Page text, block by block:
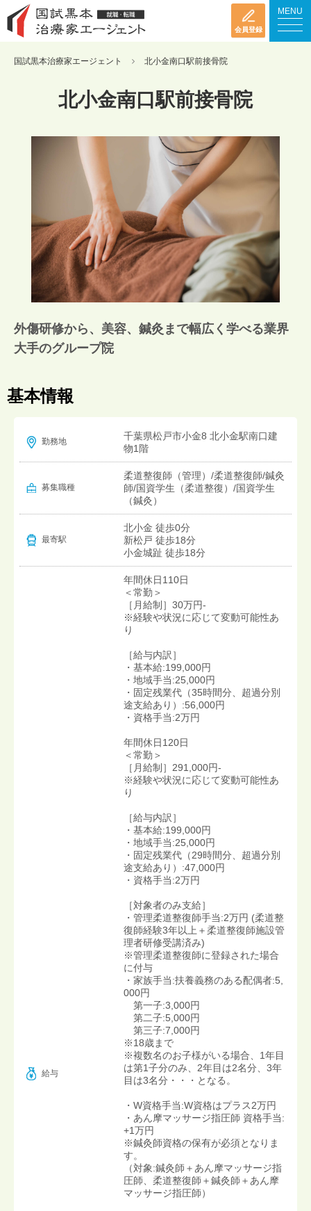
会員登録
MENU
国試黒本治療家エージェント 北小金南口駅前接骨院
北小金南口駅前接骨院
外傷研修から、美容、鍼灸まで幅広く学べる業界
大手のグループ院
基本情報
勤務地
千葉県松戸市小金8 北小金駅南口建
物1階
募集職種
柔道整復師（管理）/柔道整復師/鍼灸
師/国資学生（柔道整復）/国資学生
（鍼灸）
最寄駅
北小金 徒歩0分
新松戸 徒歩18分
小金城趾 徒歩18分
給与
年間休日110日
＜常勤＞
［月給制］30万円-
※経験や状況に応じて変動可能性あ
り
［給与内訳］
・基本給:199,000円
・地域手当:25,000円
・固定残業代（35時間分、超過分別
途支給あり）:56,000円
・資格手当:2万円
年間休日120日
＜常勤＞
［月給制］291,000円-
※経験や状況に応じて変動可能性あ
り
［給与内訳］
・基本給:199,000円
・地域手当:25,000円
・固定残業代（29時間分、超過分別
途支給あり）:47,000円
・資格手当:2万円
［対象者のみ支給］
・管理柔道整復師手当:2万円 (柔道整
復師経験3年以上＋柔道整復師施設管
理者研修受講済み)
※管理柔道整復師に登録された場合
に付与
・家族手当:扶養義務のある配偶者:5,
000円
第一子:3,000円
第二子:5,000円
第三子:7,000円
※18歳まで
※複数名のお子様がいる場合、1年目
は第1子分のみ、2年目は2名分、3年
目は3名分・・・となる。
・W資格手当:W資格はプラス2万円
・あん摩マッサージ指圧師 資格手当:
+1万円
※鍼灸師資格の保有が必須となりま
す。
（対象:鍼灸師＋あん摩マッサージ指
圧師、柔道整復師＋鍼灸師＋あん摩
マッサージ指圧師）